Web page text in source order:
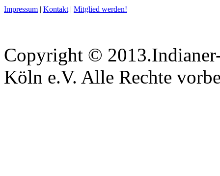
Impressum | Kontakt | Mitglied werden!
Copyright ©
Köln e.V. Alle Rechte